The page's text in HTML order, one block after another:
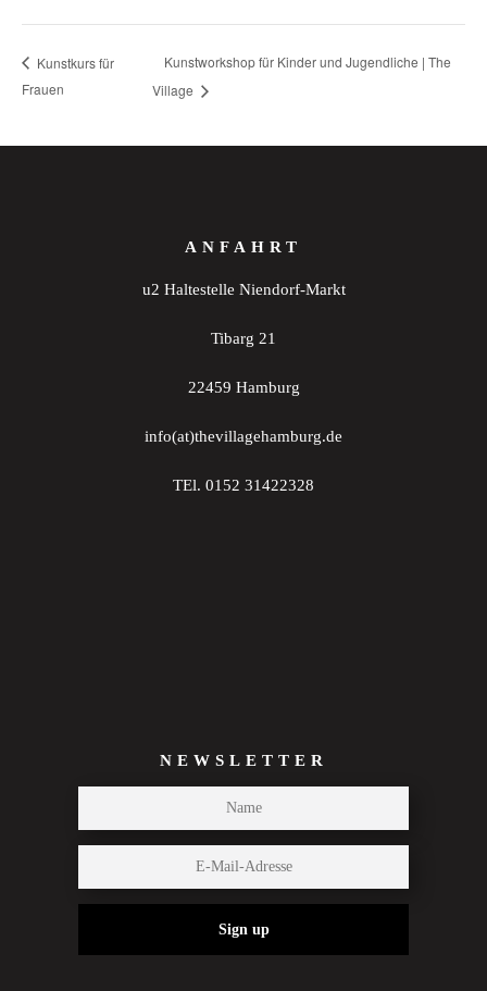
Kunstkurs für
Frauen
Kunstworkshop für Kinder und Jugendliche | The
Village
ANFAHRT
u2 Haltestelle Niendorf-Markt
Tibarg 21
22459 Hamburg
info(at)thevillagehamburg.de
TEl. 0152 31422328
NEWSLETTER
Sign up